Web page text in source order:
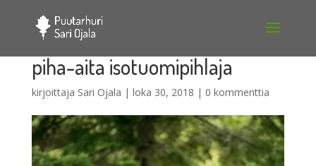
piha-aita isotuomipihlaja
kirjoittaja Sari Ojala | loka 30, 2018 | 0 kommenttia